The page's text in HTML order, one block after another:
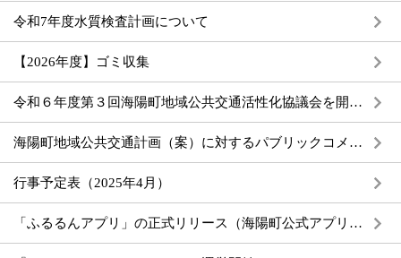
令和7年度水質検査計画について
【2026年度】ゴミ収集
令和６年度第３回海陽町地域公共交通活性化協議会を開催しました
海陽町地域公共交通計画（案）に対するパブリックコメントの結果について
行事予定表（2025年4月）
「ふるるんアプリ」の正式リリース（海陽町公式アプリ）